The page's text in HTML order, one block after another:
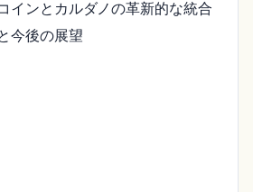
インとカルダノの革新的な統合
今後の展望